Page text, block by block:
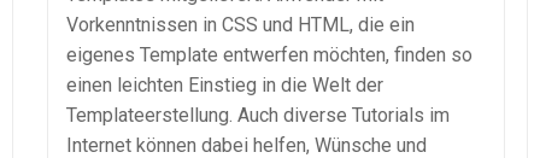
Vorkenntnissen in CSS und HTML, die ein
eigenes Template entwerfen möchten, finden so
einen leichten Einstieg in die Welt der
Templateerstellung. Auch diverse Tutorials im
Internet können dabei helfen, Wünsche und